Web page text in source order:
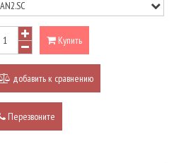
Купить
добавить к сравнению
Перезвоните